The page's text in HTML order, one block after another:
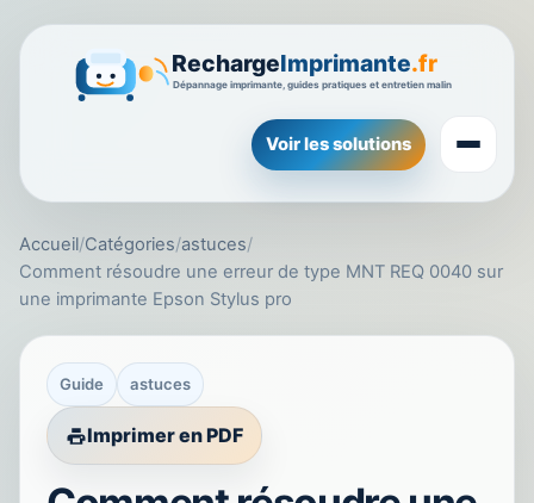
Voir les solutions
Accueil/Catégories/astuces/
Comment résoudre une erreur de type MNT REQ 0040 sur
une imprimante Epson Stylus pro
Guide astuces
Imprimer en PDF